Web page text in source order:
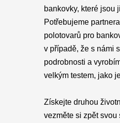
bankovky, které jsou
Potřebujeme
polotovarů pro
v případě, že s námi
podrobnosti a
velkým testem, jako
Získejte druhou
vezměte si zpět svou